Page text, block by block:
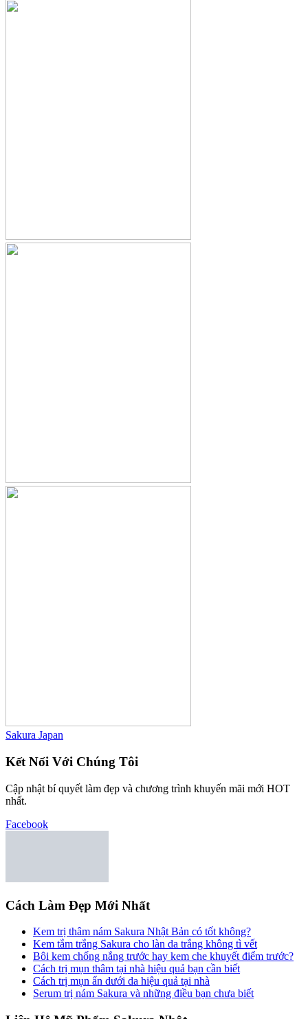
Sakura Japan
Kết Nối Với Chúng Tôi
Cập nhật bí quyết làm đẹp và chương trình khuyến mãi mới HOT
nhất.
Facebook
Cách Làm Đẹp Mới Nhất
Kem trị thâm nám Sakura Nhật Bản có tốt không?
Kem tắm trắng Sakura cho làn da trắng không tì vết
Bôi kem chống nắng trước hay kem che khuyết điểm trước?
Cách trị mụn thâm tại nhà hiệu quả bạn cần biết
Cách trị mụn ẩn dưới da hiệu quả tại nhà
Serum trị nám Sakura và những điều bạn chưa biết